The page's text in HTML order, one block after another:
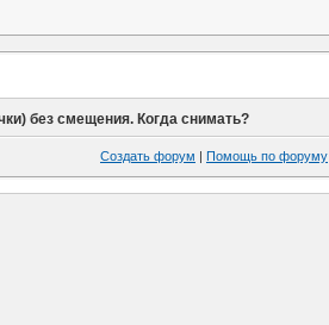
без смещения. Когда снимать?
Создать форум | Помощь по форуму